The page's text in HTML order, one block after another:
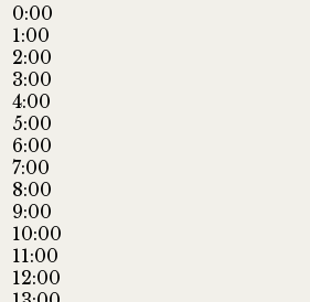
0:00
1:00
2:00
3:00
4:00
5:00
6:00
7:00
8:00
9:00
10:00
11:00
12:00